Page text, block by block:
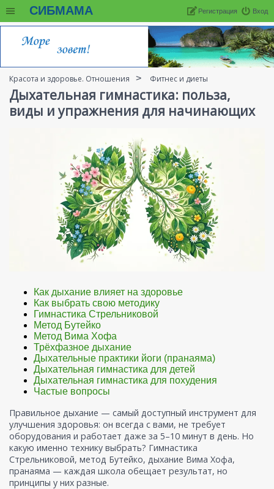
СИБМАМА Вход
Регистрация
Красота и здоровье. Отношения Фитнес и диеты
Дыхательная гимнастика: польза,
виды и упражнения для начинающих
Как дыхание влияет на здоровье
Как выбрать свою методику
Гимнастика Стрельниковой
Метод Бутейко
Метод Вима Хофа
Трёхфазное дыхание
Дыхательные практики йоги (пранаяма)
Дыхательная гимнастика для детей
Дыхательная гимнастика для похудения
Частые вопросы
Правильное дыхание — самый доступный инструмент для
улучшения здоровья: он всегда с вами, не требует
оборудования и работает даже за 5–10 минут в день. Но
какую именно технику выбрать? Гимнастика
Стрельниковой, метод Бутейко, дыхание Вима Хофа,
пранаяма — каждая школа обещает результат, но
принципы у них разные.